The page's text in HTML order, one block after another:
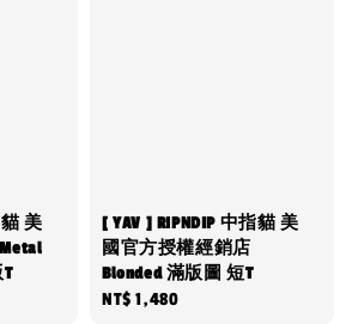
貓 美
[ YAV ] RIPNDIP 中指貓 美
國官方授權經銷店
Blonded 滿版圖 短T
Regular
NT$ 1,480